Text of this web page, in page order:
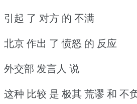
引起 了 对方 的 不满
北京 作出 了 愤怒 的 反应
外交部 发言人 说
这种 比较 是 极其 荒谬 和 不